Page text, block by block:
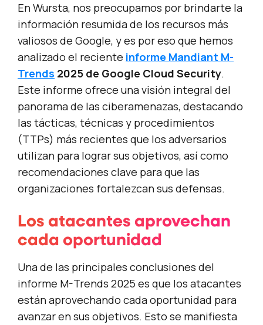
En Wursta, nos preocupamos por brindarte la
información resumida de los recursos más
valiosos de Google, y es por eso que hemos
analizado el reciente informe Mandiant M-
Trends 2025 de Google Cloud Security.
Este informe ofrece una visión integral del
panorama de las ciberamenazas, destacando
las tácticas, técnicas y procedimientos
(TTPs) más recientes que los adversarios
utilizan para lograr sus objetivos, así como
recomendaciones clave para que las
organizaciones fortalezcan sus defensas.
Los atacantes aprovechan
cada oportunidad
Una de las principales conclusiones del
informe M-Trends 2025 es que los atacantes
están aprovechando cada oportunidad para
avanzar en sus objetivos. Esto se manifiesta